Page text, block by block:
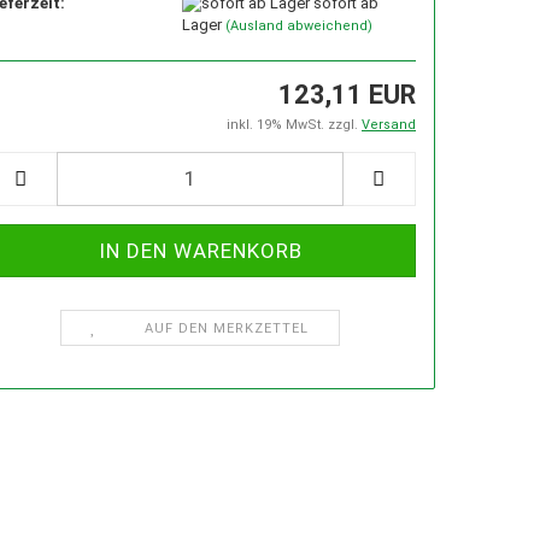
SCHLEIFMASCHINEN
SCHRAUBSTÖCKE, SCHRAUBZWINGEN
MIT T-NUTEN IN DER ENTSPR. GRÖSSE
Lager (Ausland abweichend)
123,11 EUR
inkl. 19% MwSt. zzgl. Versand
AUF DEN MERKZETTEL